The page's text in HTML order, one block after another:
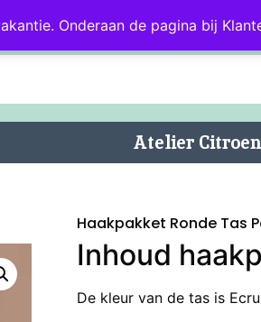
Onderaan de pagina bij
Blog Klantenservice
Atelier
Haakpakket Ronde Tas
Inhoud
De kleur van de tas is